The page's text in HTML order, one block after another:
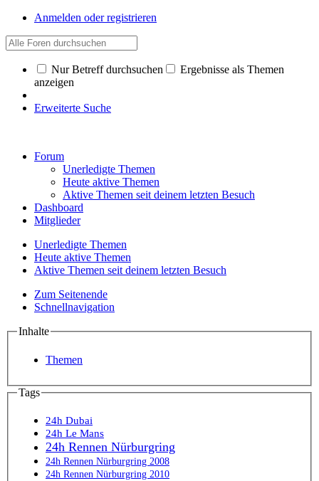
Anmelden oder registrieren
Nur Betreff durchsuchen
Ergebnisse als Themen
anzeigen
Erweiterte Suche
Forum
Unerledigte Themen
Heute aktive Themen
Aktive Themen seit deinem letzten Besuch
Dashboard
Mitglieder
Unerledigte Themen
Heute aktive Themen
Aktive Themen seit deinem letzten Besuch
Zum Seitenende
Schnellnavigation
Inhalte
Themen
Tags
24h Dubai
24h Le Mans
24h Rennen Nürburgring
24h Rennen Nürburgring 2008
24h Rennen Nürburgring 2010